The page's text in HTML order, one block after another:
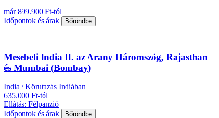
már 899.900 Ft-tól
Időpontok és árak
Bőröndbe
Mesebeli India II. az Arany Háromszög, Rajasthan
és Mumbai (Bombay)
India / Körutazás Indiában
635.000 Ft-tól
Ellátás: Félpanzió
Időpontok és árak
Bőröndbe